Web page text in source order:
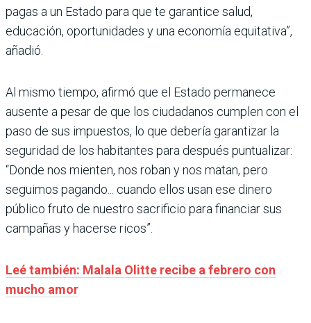
pagas a un Estado para que te garantice salud,
educación, oportunidades y una economía equitativa”,
añadió.
Al mismo tiempo, afirmó que el Estado permanece
ausente a pesar de que los ciudadanos cumplen con el
paso de sus impuestos, lo que debería garantizar la
seguridad de los habitantes para después puntualizar:
“Donde nos mienten, nos roban y nos matan, pero
seguimos pagando... cuando ellos usan ese dinero
público fruto de nuestro sacrificio para financiar sus
campañas y hacerse ricos”.
Leé también: Malala Olitte recibe a febrero con
mucho amor